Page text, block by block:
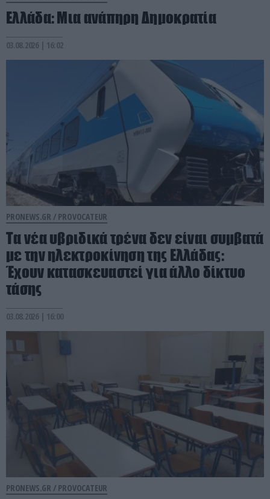
Ελλάδα: Μια ανάπηρη Δημοκρατία
03.08.2026 | 16:02
PRONEWS.GR / PROVOCATEUR
Τα νέα υβριδικά τρένα δεν είναι συμβατά
με την ηλεκτροκίνηση της Ελλάδας:
Έχουν κατασκευαστεί για άλλο δίκτυο
τάσης
03.08.2026 | 16:00
PRONEWS.GR / PROVOCATEUR